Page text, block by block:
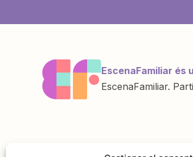
EscenaFamiliar és
EscenaFamiliar.